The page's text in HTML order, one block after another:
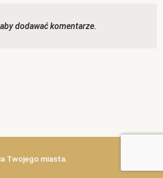
aby dodawać komentarze.
Twojego miasta.